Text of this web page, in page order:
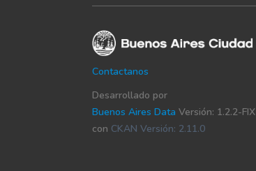
Contactanos
Desarrollado por
Buenos Aires Data Versión: 1.2.2-FIX
con CKAN Versión: 2.11.0